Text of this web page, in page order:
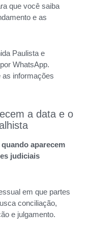
que você saiba
e as
Paulista e
WhatsApp.
as informações
a data e o
aparecem
judiciais
em que partes
conciliação,
e julgamento.